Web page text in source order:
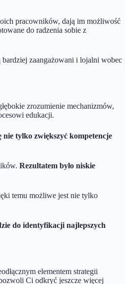
pracowników, dają im możliwość
do radzenia sobie z
zaangażowani i lojalni wobec
zrozumienie mechanizmów,
edukacji.
nie tylko zwiększyć kompetencje
Rezultatem było niskie
temu możliwe jest nie tylko
do identyfikacji najlepszych
elementem strategii
Ci odkryć jeszcze więcej